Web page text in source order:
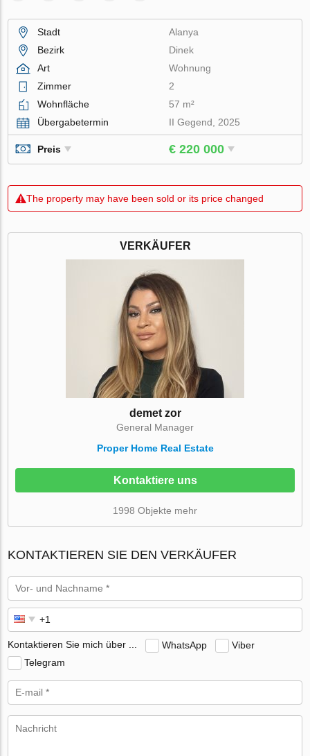
Stadt
Alanya
Bezirk
Dinek
Art
Wohnung
Zimmer
2
Wohnfläche
57 m²
Übergabetermin
II Gegend, 2025
Preis € 220 000
The property may have been sold or its price changed
VERKÄUFER
demet zor
General Manager
Proper Home Real Estate
Kontaktiere uns
1998 Objekte mehr
KONTAKTIEREN SIE DEN VERKÄUFER
Kontaktieren Sie mich über ... WhatsApp
Viber
Telegram